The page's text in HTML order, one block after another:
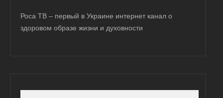
Роса ТВ – первый в Украине интернет канал о
здоровом образе жизни и духовности
ПОДПИСАТЬСЯ НА FB